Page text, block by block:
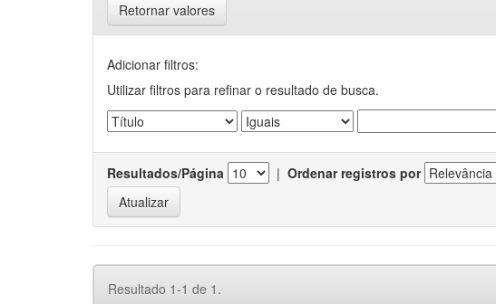
Retornar valores
Adicionar filtros:
Utilizar filtros para refinar o resultado de busca.
Resultados/Página | Ordenar registros por
Resultado 1-1 de 1.